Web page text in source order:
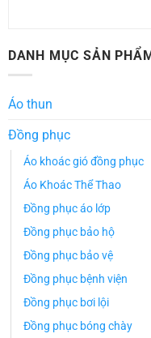
DANH MỤC SẢN
Áo thun
Đồng phục
Áo khoác gió đồng phục
Áo Khoác Thể Thao
Đồng phục áo lớp
Đồng phục bảo hộ
Đồng phục bảo vệ
Đồng phục bệnh viện
Đồng phục bơi lội
Đồng phục bóng chày